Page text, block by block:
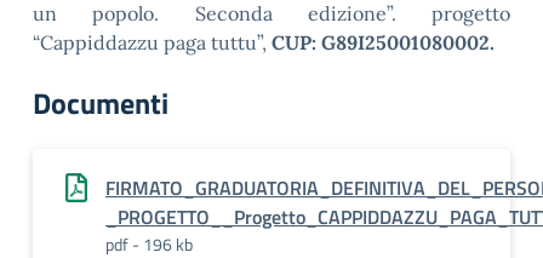
un popolo. Seconda edizione”. progetto
“Cappiddazzu paga tuttu”, CUP: G89I25001080002.
Documenti
pdf - 196 kb